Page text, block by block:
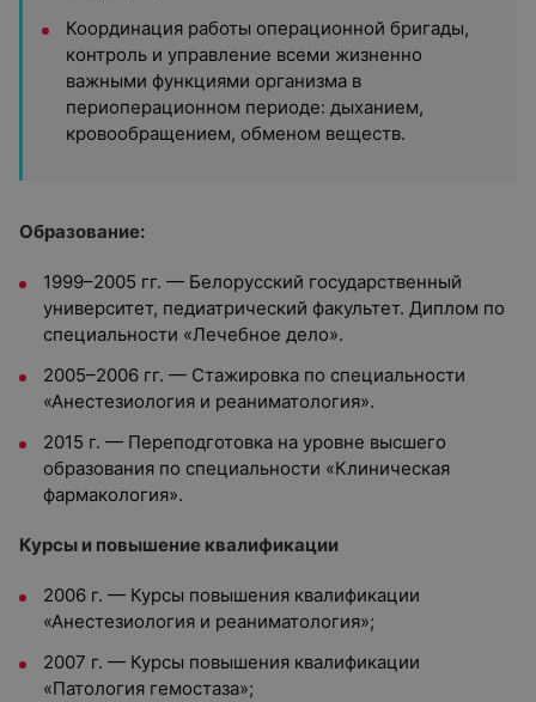
Координация работы операционной бригады,
контроль и управление всеми жизненно
важными функциями организма в
периоперационном периоде: дыханием,
кровообращением, обменом веществ.
Образование:
1999–2005 гг. — Белорусский государственный
университет, педиатрический факультет. Диплом по
специальности «Лечебное дело».
2005–2006 гг. — Стажировка по специальности
«Анестезиология и реаниматология».
2015 г. — Переподготовка на уровне высшего
образования по специальности «Клиническая
фармакология».
Курсы и повышение квалификации
2006 г. — Курсы повышения квалификации
«Анестезиология и реаниматология»;
2007 г. — Курсы повышения квалификации
«Патология гемостаза»;